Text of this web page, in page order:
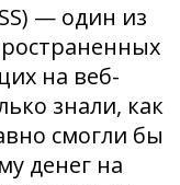
— один из
на веб-
знали, как
смогли бы
денег на